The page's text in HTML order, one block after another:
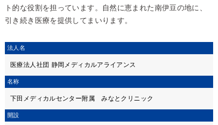
ト的な役割を担っています。自然に恵まれた南伊豆の地に、
引き続き医療を提供してまいります。
法人名
医療法人社団 静岡メディカルアライアンス
名称
下田メディカルセンター附属 みなとクリニック
開設